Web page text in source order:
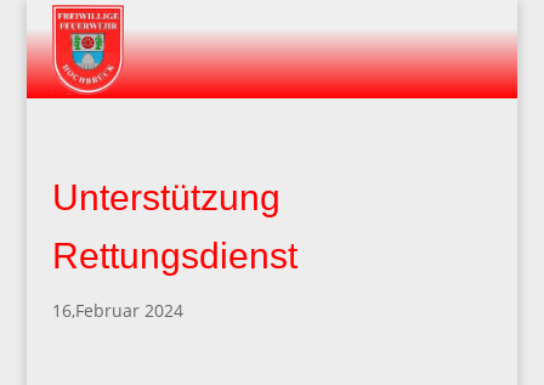
Unterstützung
Rettungsdienst
16,Februar 2024